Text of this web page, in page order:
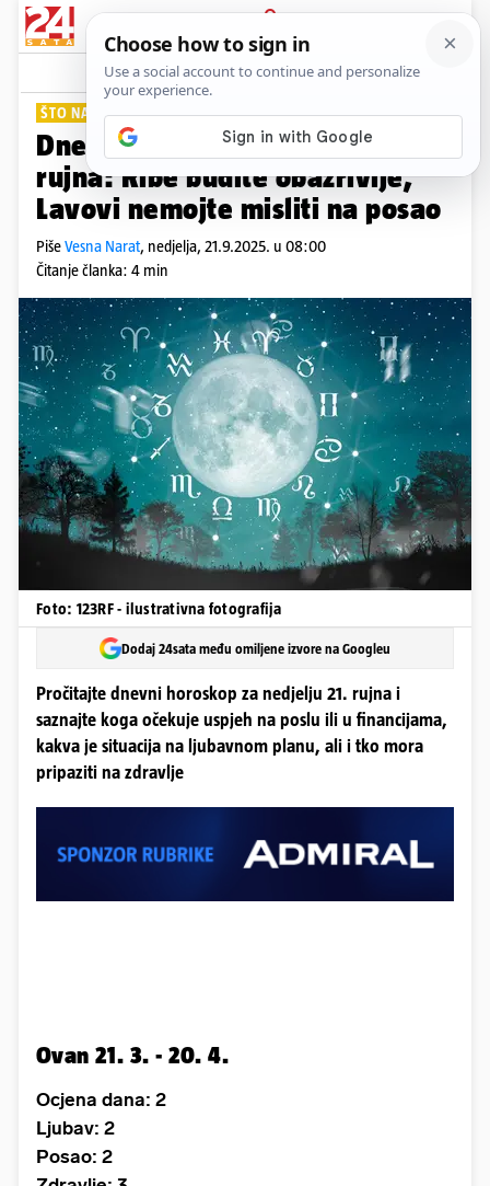
PRIJAVA
Lifestyle Komentari
ŠTO NAS OČEKUJE?
Dnevni horoskop za nedjelju 21.
rujna: Ribe budite obazrivije,
Lavovi nemojte misliti na posao
PišeVesna Narat, nedjelja, 21.9.2025. u 08:00
Čitanje članka: 4 min
Foto: 123RF - ilustrativna fotografija
Dodaj 24sata među omiljene izvore na Googleu
Pročitajte dnevni horoskop za nedjelju 21. rujna i
saznajte koga očekuje uspjeh na poslu ili u financijama,
kakva je situacija na ljubavnom planu, ali i tko mora
pripaziti na zdravlje
Ovan 21. 3. - 20. 4.
Ocjena dana: 2
Ljubav: 2
Posao: 2